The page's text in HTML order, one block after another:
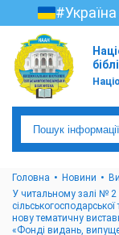
Головна Новини
У читальному залі № 2
нову тематичну
«Фонді видань,